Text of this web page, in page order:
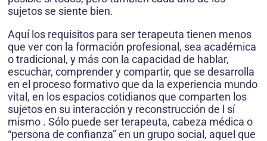
sujetos se siente bien.
Aquí los requisitos para ser terapeuta tienen menos
que ver con la formación profesional, sea académica
o tradicional, y más con la capacidad de hablar,
escuchar, comprender y compartir, que se desarrolla
en el proceso formativo que da la experiencia mundo
vital, en los espacios cotidianos que comparten los
sujetos en su interacción y reconstrucción de l sí
mismo . Sólo puede ser terapeuta, cabeza médica o
“persona de confianza” en un grupo social, aquel que